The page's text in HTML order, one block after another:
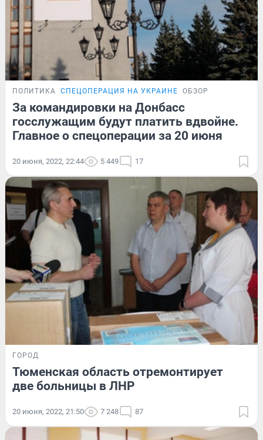
ПОЛИТИКА СПЕЦОПЕРАЦИЯ НА УКРАИНЕ ОБЗОР
За командировки на Донбасс
госслужащим будут платить вдвойне.
Главное о спецоперации за 20 июня
20 июня, 2022, 22:44 5 449 17
ГОРОД
Тюменская область отремонтирует
две больницы в ЛНР
20 июня, 2022, 21:50 7 248 87